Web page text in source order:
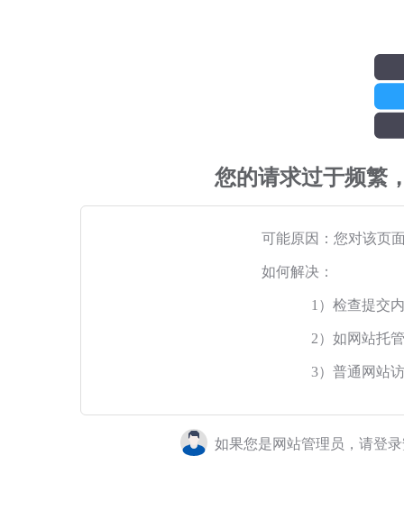
您的请求过于频繁
可能原因：您对该页
如何解决：
1）检查提交
2）如网站托
3）普通网站
如果您是网站管理员，请登